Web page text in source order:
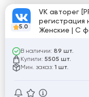
5.0
VK авторег
регистрация
В наличии: 89 шт.
Купили: 5505 шт.
Мин. заказ: 1 шт.